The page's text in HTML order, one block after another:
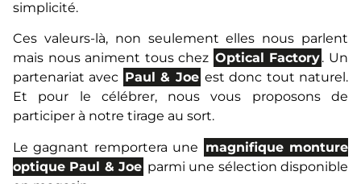
simplicité.
Ces valeurs-là, non seulement elles nous parlent
mais nous animent tous chez Optical Factory. Un
partenariat avec Paul & Joe est donc tout naturel.
Et pour le célébrer, nous vous proposons de
participer à notre tirage au sort.
Le gagnant remportera une magnifique monture
optique Paul & Joe parmi une sélection disponible